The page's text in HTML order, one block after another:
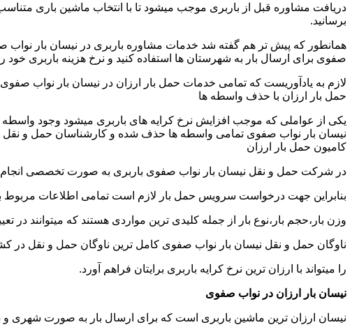
دریافت مشاوره قبل از باربری موجب میشود تا با انتخاب ماشین باری
برسانید.
همانطور که پیش تر هم گفته شد خدمات مشاوره باربری در نیسان بار نواب
صفوی برای ارسال بار به شهرستان ها استفاده کنید و نرخ هزینه باربری خود
لازم به یادآوریست که تمامی خدمات حمل بار ارزان در نیسان بار نواب صفوی
حمل بار ارزان با حذف واسطه ها
یکی از عواملی که موجب افزایش نرخ کرایه های باربری میشود وجود واسطه
نیسان بار نواب صفوی تمامی واسطه ها حذف شده و کارشناسان حمل و نقل به
کامیون حمل بار ارزان
در شرکت حمل و نقل نیسان بار نواب صفوی باربری به صورت تخصصی انجام
بنابراین جهت درخواست سرویس حمل بار لازم است تمامی اطلاعات مربوط به
وزن بار،حجم بار،نوع بار از جمله کلیدی ترین مواردی هستند که میتوانند در
ناوگان حمل و نقل نیسان بار نواب صفوی کامل ترین ناوگان حمل و نقل در
را میتواند با ارزان ترین نرخ کرایه باربری برایتان فراهم آورد.
نیسان بار ارزان در نواب صفوی
نیسان ارزان ترین ماشین باربری است که برای ارسال بار به صورت شهری و